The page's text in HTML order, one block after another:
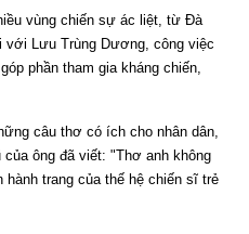
vùng chiến sự ác liệt, từ Đà
với Lưu Trùng Dương, công việc
phần tham gia kháng chiến,
câu thơ có ích cho nhân dân,
ông đã viết: "Thơ anh không
trang của thế hệ chiến sĩ trẻ